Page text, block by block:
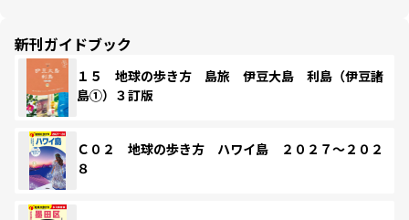
新刊ガイドブック
１５ 地球の歩き方 島旅 伊豆大島 利島（伊豆諸
島①）３訂版
Ｃ０２ 地球の歩き方 ハワイ島 ２０２７～２０２
８